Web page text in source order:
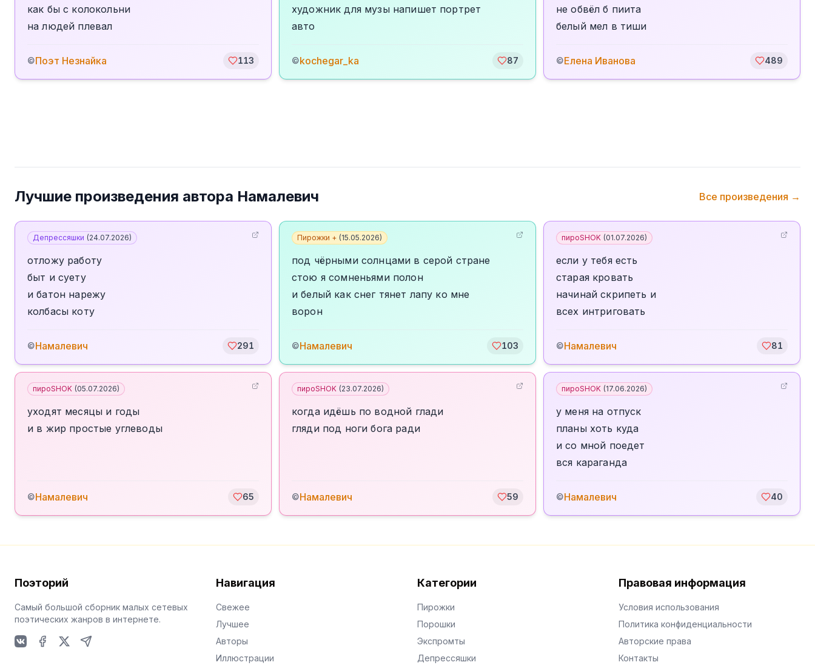
как бы с колокольни
на людей плевал
©Поэт Незнайка 113
художник для музы напишет портрет
авто
©kochegar_ka 87
не обвёл б пиита
белый мел в тиши
©Елена Иванова 489
Лучшие произведения автора Намалевич Все произведения →
Депрессяшки (24.07.2026)
отложу работу
быт и суету
и батон нарежу
колбасы коту
©Намалевич 291
Пирожки + (15.05.2026)
под чёрными солнцами в серой стране
стою я сомненьями полон
и белый как снег тянет лапу ко мне
ворон
©Намалевич 103
пироSHOK (01.07.2026)
если у тебя есть
старая кровать
начинай скрипеть и
всех интриговать
©Намалевич 81
пироSHOK (05.07.2026)
уходят месяцы и годы
и в жир простые углеводы
©Намалевич 65
пироSHOK (23.07.2026)
когда идёшь по водной глади
гляди под ноги бога ради
©Намалевич 59
пироSHOK (17.06.2026)
у меня на отпуск
планы хоть куда
и со мной поедет
вся караганда
©Намалевич 40
Поэторий
Самый большой сборник малых сетевых
поэтических жанров в интернете.
Навигация
Свежее
Лучшее
Авторы
Иллюстрации
Категории
Пирожки
Порошки
Экспромты
Депрессяшки
Правовая информация
Условия использования
Политика конфиденциальности
Авторские права
Контакты